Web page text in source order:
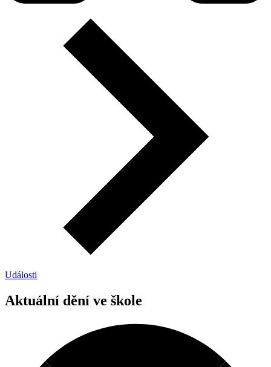
Události
Aktuální dění ve škole